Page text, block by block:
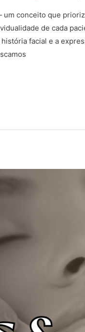
conceito que
de cada
facial e a